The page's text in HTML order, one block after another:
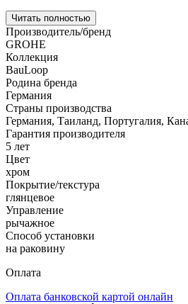
Читать полностью
Производитель/бренд
GROHE
Коллекция
BauLoop
Родина бренда
Германия
Страны производства
Германия, Таиланд, Португалия,
Гарантия производителя
5 лет
Цвет
хром
Покрытие/текстура
глянцевое
Управление
рычажное
Способ установки
на раковину
Оплата
Оплата банковской картой онлайн